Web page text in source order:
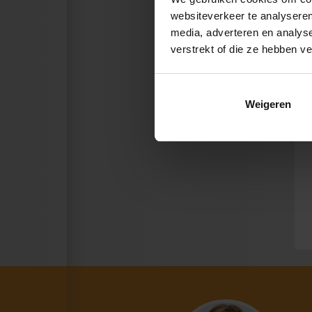
websiteverkeer te
media, adverteren en
verstrekt of die ze hebben
Weigeren